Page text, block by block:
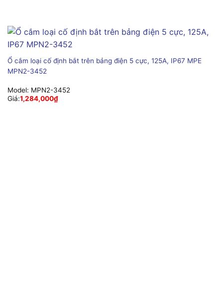
Ổ cắm loại cố định bắt trên bảng điện 5 cực, 125A, IP67 MPE
MPN2-3452
Model: MPN2-3452
Giá:1,284,000₫